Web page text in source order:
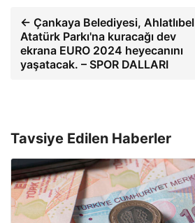
← Çankaya Belediyesi, Ahlatlıbel
Atatürk Parkı'na kuracağı dev
ekrana EURO 2024 heyecanını
yaşatacak. – SPOR DALLARI
Tavsiye Edilen Haberler